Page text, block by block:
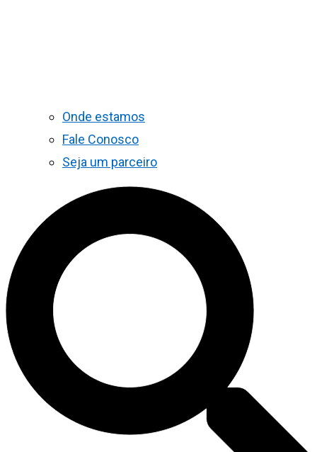
Onde estamos
Fale Conosco
Seja um parceiro